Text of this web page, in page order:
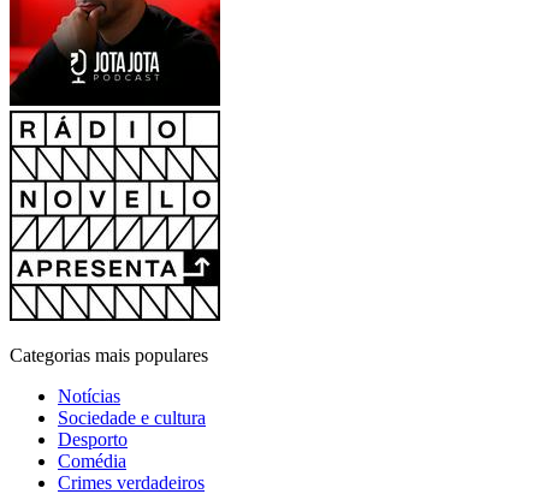
Categorias mais populares
Notícias
Sociedade e cultura
Desporto
Comédia
Crimes verdadeiros